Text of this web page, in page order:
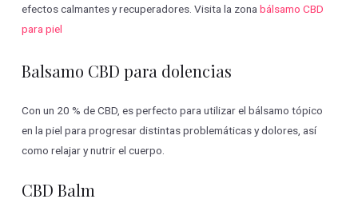
efectos calmantes y recuperadores. Visita la zonabálsamo CBD
para piel
Balsamo CBD para dolencias
Con un 20 % de CBD, es perfecto para utilizar el bálsamo tópico
en la piel para progresar distintas problemáticas y dolores, así
como relajar y nutrir el cuerpo.
CBD Balm